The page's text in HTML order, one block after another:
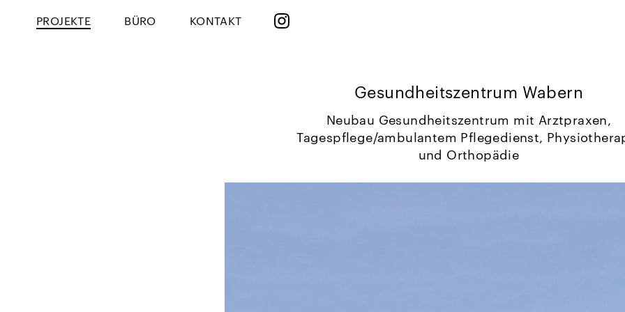
PROJEKTE BÜRO KONTAKT
Gesundheitszentrum Wabern
Neubau Gesundheitszentrum mit Arztpraxen,
Tagespflege/ambulantem Pflegedienst,
und Orthopädie